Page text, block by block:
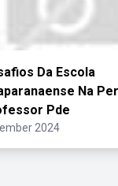
Da Escola
Na
Pde
2024